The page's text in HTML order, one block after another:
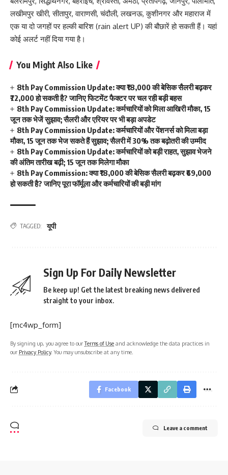
लखीमपुर खीरी, सीतापुर, वाराणसी, चंदौली, लखनऊ, कुशीनगर और महाराज में
एक या दो जगहों पर हल्की बारिश (rain alert UP) की बौछारें हो सकती हैं। यहां
कोई अलर्ट नहीं दिया गया है।
You Might Also Like
8th Pay Commission Update: क्या ₹18,000 की बेसिक सैलरी बढ़कर
₹72,000 हो सकती है? जानिए फिटमेंट फैक्टर पर चल रही बड़ी बहस
8th Pay Commission Update: कर्मचारियों को मिला आखिरी मौका, 15
जून तक भेजें सुझाव; सैलरी और एरियर पर भी बड़ा अपडेट
8th Pay Commission Update: कर्मचारियों और पेंशनर्स को मिला बड़ा
मौका, 15 जून तक भेज सकते हैं सुझाव; सैलरी में 30% तक बढ़ोतरी की उम्मीद
8th Pay Commission Update: कर्मचारियों को बड़ी राहत, सुझाव भेजने
की अंतिम तारीख बढ़ी; 15 जून तक मिलेगा मौका
8th Pay Commission: क्या ₹18,000 की बेसिक सैलरी बढ़कर ₹69,000
हो सकती है? जानिए पूरा फॉर्मूला और कर्मचारियों की बड़ी मांग
TAGGED: यूपी
Sign Up For Daily Newsletter
Be keep up! Get the latest breaking news delivered
straight to your inbox.
[mc4wp_form]
By signing up, you agree to ourTerms of Use and acknowledge the data practices in
our Privacy Policy. You may unsubscribe at any time.
Facebook
Leave a comment